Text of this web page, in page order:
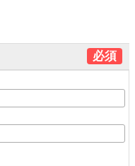
必須